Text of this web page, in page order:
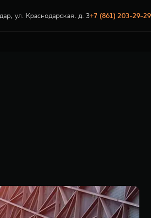
ул. Краснодарская, д. 3+7 (861) 203-29-29